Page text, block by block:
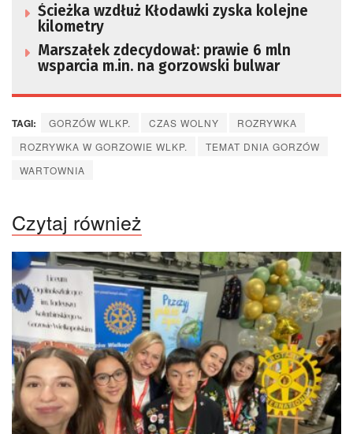
Ścieżka wzdłuż Kłodawki zyska kolejne
kilometry
Marszałek zdecydował: prawie 6 mln
wsparcia m.in. na gorzowski bulwar
TAGI: GORZÓW WLKP. CZAS WOLNY
ROZRYWKA
ROZRYWKA W GORZOWIE WLKP.
TEMAT DNIA GORZÓW
WARTOWNIA
Czytaj również